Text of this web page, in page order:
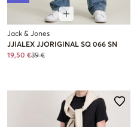
Jack & Jones
JJIALEX JJORIGINAL SQ 066 SN
19,50 €39 €